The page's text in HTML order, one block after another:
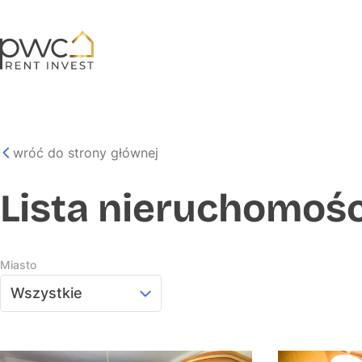
wróć do strony głównej
Lista
Miasto